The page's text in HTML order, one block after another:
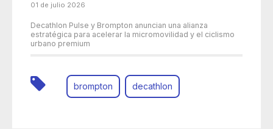
01 de julio 2026
Decathlon Pulse y Brompton anuncian una alianza
estratégica para acelerar la micromovilidad y el ciclismo
urbano premium
brompton decathlon